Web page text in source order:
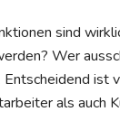
sind
Wer
ist
als auch